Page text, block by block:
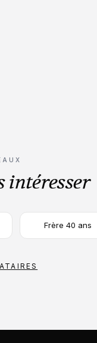
intéresser
Frère 40 ans